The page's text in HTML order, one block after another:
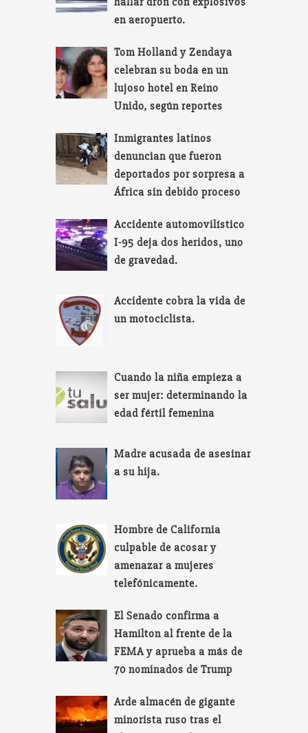
en aeropuerto.
Tom Holland y Zendaya
celebran su boda en un
lujoso hotel en Reino
Unido, según reportes
Inmigrantes latinos
denuncian que fueron
deportados por sorpresa a
África sin debido proceso
Accidente automovilístico
I-95 deja dos heridos, uno
de gravedad.
Accidente cobra la vida de
un motociclista.
Cuando la niña empieza a
ser mujer: determinando la
edad fértil femenina
Madre acusada de asesinar
a su hija.
Hombre de California
culpable de acosar y
amenazar a mujeres
telefónicamente.
El Senado confirma a
Hamilton al frente de la
FEMA y aprueba a más de
70 nominados de Trump
Arde almacén de gigante
minorista ruso tras el